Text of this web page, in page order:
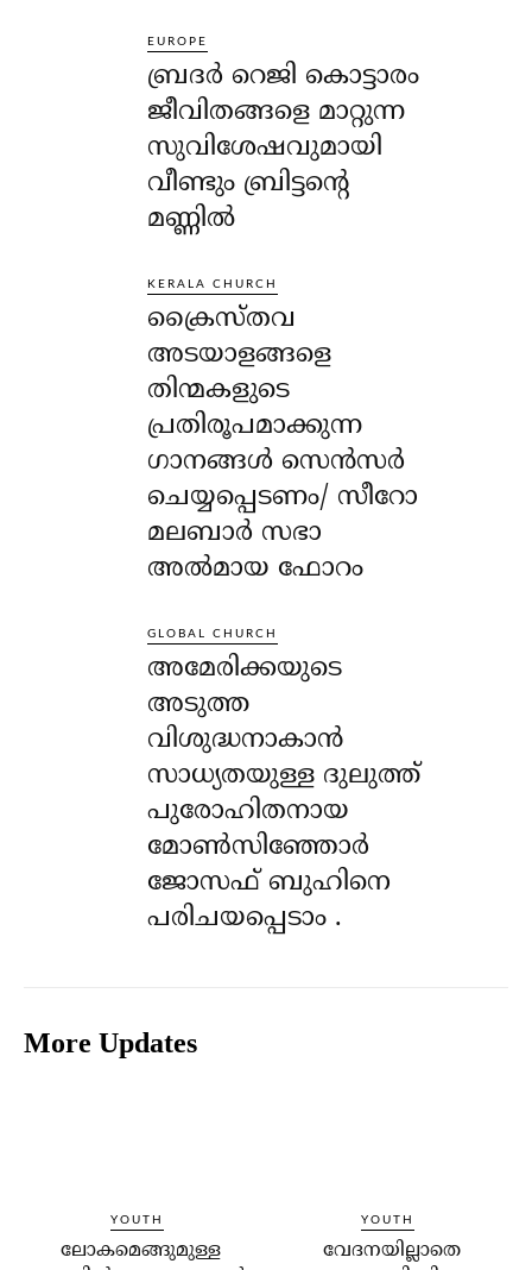
EUROPE
ബ്രദർ റെജി കൊട്ടാരം
ജീവിതങ്ങളെ മാറ്റുന്ന
സുവിശേഷവുമായി
വീണ്ടും ബ്രിട്ടന്റെ
മണ്ണിൽ
KERALA CHURCH
ക്രൈസ്തവ
അടയാളങ്ങളെ
തിന്മകളുടെ
പ്രതിരൂപമാക്കുന്ന
ഗാനങ്ങൾ സെൻസർ
ചെയ്യപ്പെടണം/ സീറോ
മലബാർ സഭാ
അൽമായ ഫോറം
GLOBAL CHURCH
അമേരിക്കയുടെ
അടുത്ത
വിശുദ്ധനാകാൻ
സാധ്യതയുള്ള ദുലുത്ത്
പുരോഹിതനായ
മോൺസിഞ്ഞോർ
ജോസഫ് ബുഹിനെ
പരിചയപ്പെടാം .
More Updates
YOUTH
ലോകമെങ്ങുമുള്ള
YOUTH
വേദനയില്ലാതെ